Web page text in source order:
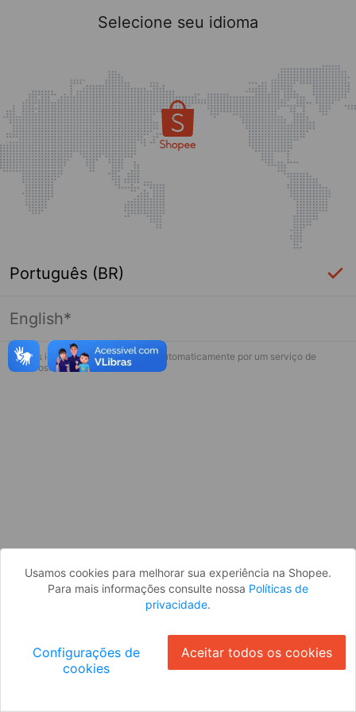
Página indisponível
Desculpe, algo deu errado. Faça login
Selecione seu idioma
Português (BR)
English*
* Esses idiomas serão traduzidos automaticamente por um serviço de
terceiros.
Usamos cookies para melhorar sua experiência na Shopee.
Para mais informações consulte nossa Políticas de
privacidade.
Configurações de
cookies
Aceitar todos os cookies